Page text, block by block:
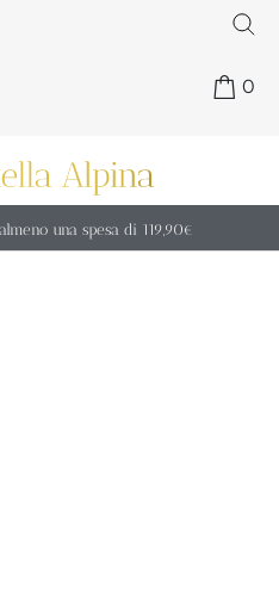
0
una spesa di 119,90€